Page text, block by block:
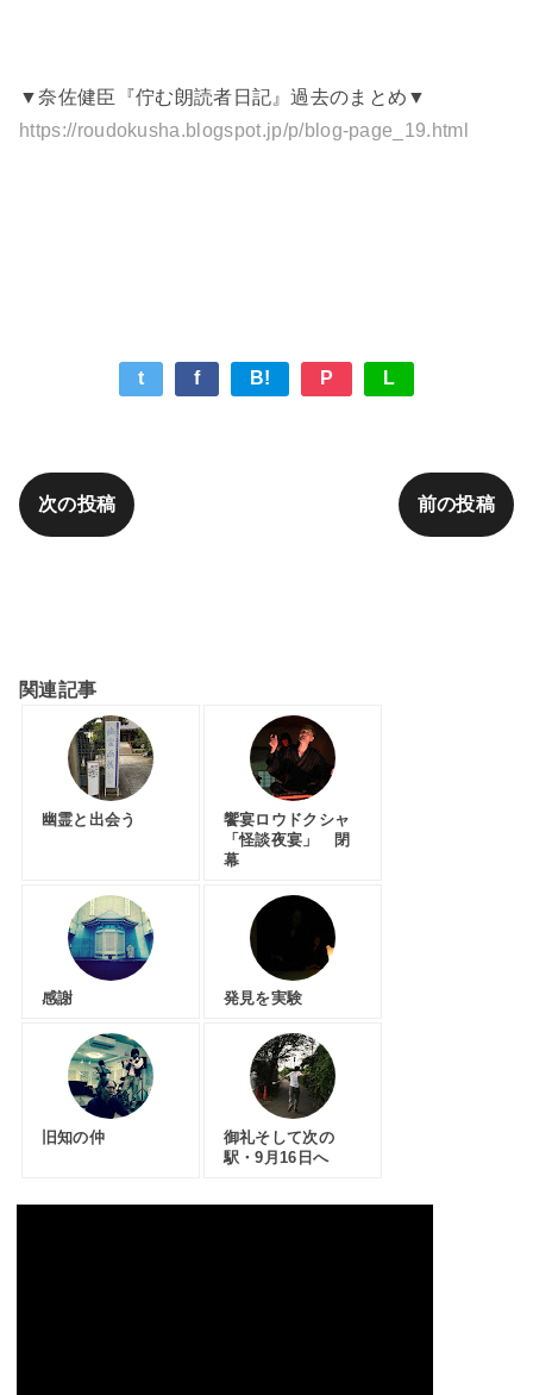
▼奈佐健臣『佇む朗読者日記』過去のまとめ▼
https://roudokusha.blogspot.jp/p/blog-page_19.html
t f B! P L
次の投稿 前の投稿
関連記事
幽霊と出会う
饗宴ロウドクシャ
「怪談夜宴」 閉
幕
感謝 発見を実験
旧知の仲
御礼そして次の
駅・9月16日へ